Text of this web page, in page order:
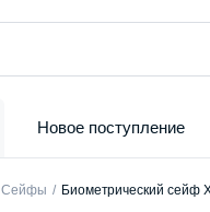
Новое поступление
Сейфы Биометрический сейф